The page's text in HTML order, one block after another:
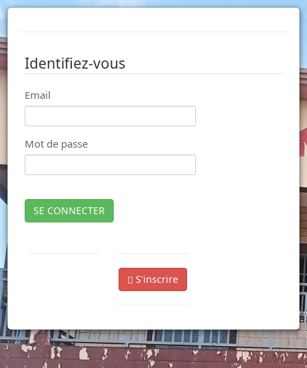
Identifiez-vous
Email
Mot de passe
SE CONNECTER
S'inscrire